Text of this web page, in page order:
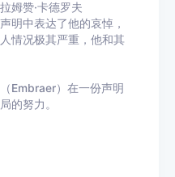
姆赞·卡德罗夫
明中表达了他的哀悼，
情况极其严重，他和其
Embraer）在一份声明
的努力。